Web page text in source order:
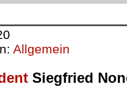
Allgemein
Siegfried